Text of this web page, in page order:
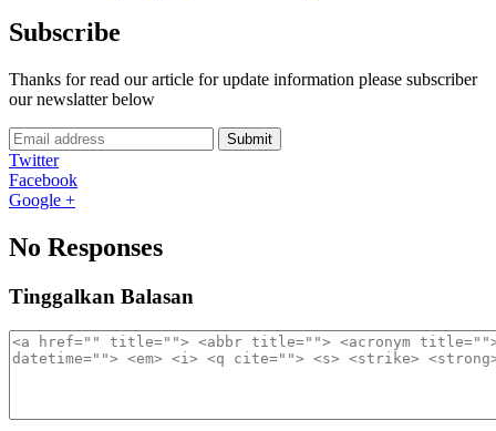
Subscribe
Thanks for read our article for update information please subscriber
our newslatter below
Submit
Twitter
Facebook
Google +
No Responses
Tinggalkan Balasan